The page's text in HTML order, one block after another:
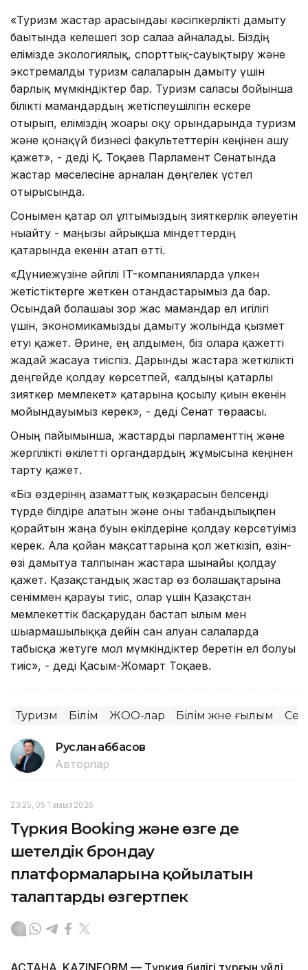
«Туризм жастар арасындағы кәсіпкерлікті дамыту
бағытында келешегі зор салаға айналады. Біздің
елімізде экологиялық, спорттық-сауықтыру және
экстремалды туризм салаларын дамыту үшін
барлық мүмкіндіктер бар. Туризм саласы бойынша
білікті мамандардың жетіспеушілігін ескере
отырып, еліміздің жоғары оқу орындарында туризм
және қонақүй бизнесі факультеттерін кеңінен ашу
қажет», - деді Қ. Тоқаев Парламент Сенатында
жастар мәселесіне арналған дөңгелек үстел
отырысында.
Сонымен қатар ол ұлтымыздың зияткерлік әлеуетін
нығайту - маңызы айрықша міндеттердің
қатарында екенін атап өтті.
«Дүниежүзіне әйгілі IT-компанияларда үлкен
жетістіктерге жеткен отандастарымыз да бар.
Осындай болашағы зор жас мамандар ел игілігі
үшін, экономикамызды дамыту жолында қызмет
етуі қажет. Әрине, ең алдымен, біз оларға қажетті
жағдай жасауға тиіспіз. Дарынды жастарға жеткілікті
деңгейде қолдау көрсетпей, «алдыңғы қатарлы
зияткер мемлекет» қатарына қосылу қиын екенін
мойындауымыз керек», - деді Сенат төрағасы.
Оның пайымынша, жастарды парламенттің және
жергілікті өкілетті органдардың жұмысына кеңінен
тарту қажет.
«Біз өздерінің азаматтық көзқарасын белсенді
түрде білдіре алатын және оны табандылықпен
қорғайтын жаңа буын өкілдеріне қолдау көрсетуіміз
керек. Алға қойған мақсаттарына қол жеткізіп, өзін-
өзі дамытуға талпынған жастарға шынайы қолдау
қажет. Қазақстандық жастар өз болашақтарына
сеніммен қарауы тиіс, олар үшін Қазақстан
мемлекеттік басқарудан бастап ғылым мен
шығармашылыққа дейін сан алуан салаларда
табысқа жетуге мол мүмкіндіктер беретін ел болуы
тиіс», - деді Қасым-Жомарт Тоқаев.
Туризм Білім ЖОО-лар Білім және ғылым
Руслан Ғаббасов
Авторлар
23:25, 05 Тамыз 2026
Түркия Booking және өзге де
шетелдік брондау
платформаларына қойылатын
талаптарды өзгертпек
АСТАНА. KAZINFORM — Түркия билігі тұрғын үйді